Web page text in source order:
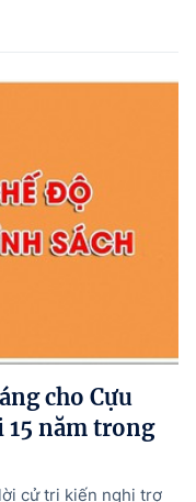
cho Cựu
15 năm trong
cử tri kiến nghị trợ